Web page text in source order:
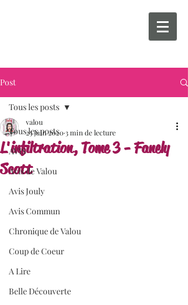
Post
Tous les posts
AVIS
Avis de Valou
Avis Jouly
Avis Commun
Chronique de Valou
Coup de Coeur
A Lire
Belle Découverte
Tous les posts
L'infiltration, Tome 3 - Fanely
Scott
valou
25 juin 20203 min de lecture